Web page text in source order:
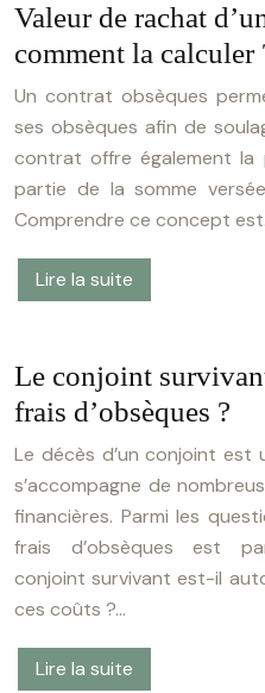
Valeur de rachat
comment la calculer
Un contrat obsèques
ses obsèques afin de
contrat offre également la
partie de la somme
Comprendre ce concept
Lire la suite
Le conjoint
frais d’obsèques ?
Le décès d’un conjoint est
s’accompagne de
financières. Parmi les
frais d’obsèques est
conjoint survivant est-il
ces coûts ?…
Lire la suite